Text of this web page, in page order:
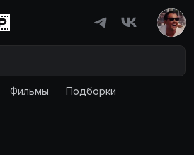
Фильмы Подборки